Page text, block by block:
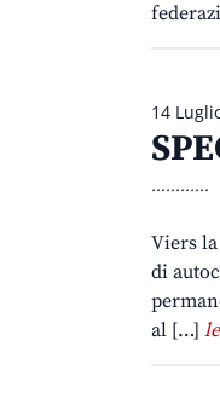
14
............
Viers
di
al […]